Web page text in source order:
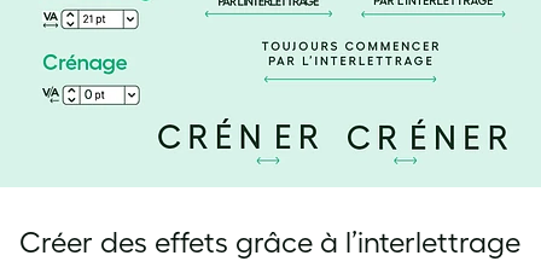
Créer des effets grâce à l’interlettrage